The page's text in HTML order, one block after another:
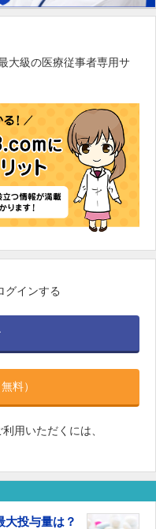
大級の医療従事者専用サ
グインする
料）
用いただくには、
大投与量は？